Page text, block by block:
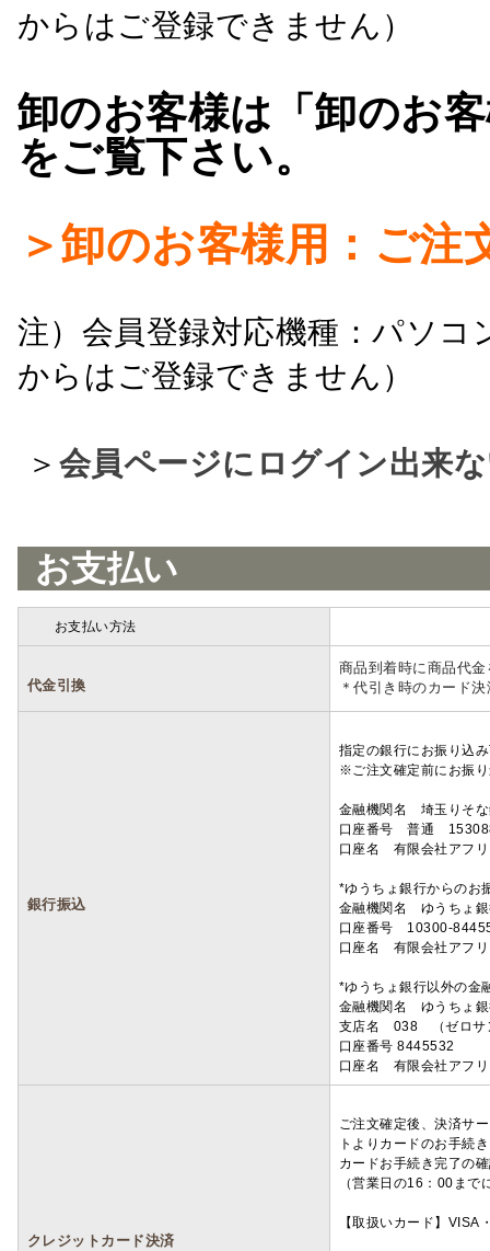
からはご登録できません）
卸のお客様は「卸のお
をご覧下さい。
＞卸のお客様用：ご注
注）会員登録対応機種：パソ
からはご登録できません）
＞ 会員ページにログイン出来
お支払い
お支払い方法
代金引換
商品到着時に商品代
＊代引き時のカード
銀行振込
指定の銀行にお振り込
※ご注文確定前にお振
金融機関名 埼玉りそ
口座番号 普通
口座名 有限会社アフ
*ゆうちょ銀行からのお
金融機関名 ゆうちょ
口座番号 10300-
口座名 有限会社アフ
*ゆうちょ銀行以外の金
金融機関名 ゆうちょ
支店名 038 （ゼロサ
口座番号 8445532
口座名 有限会社アフ
クレジットカード決済
ご注文確定後、決済サ
トよりカードのお手続
カードお手続き完了の
（営業日の16：00ま
【取扱いカード】